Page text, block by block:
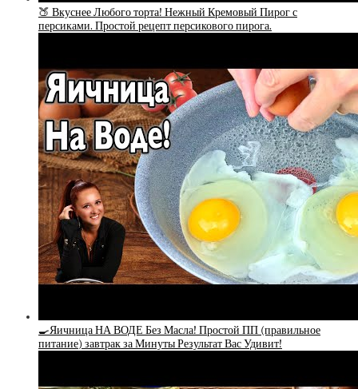
🍑 Вкуснее Любого торта! Нежный Кремовый Пирог с
персиками. Простой рецепт персикового пирога.
🍳Яичница НА ВОДЕ Без Масла! Простой ПП (правильное
питание) завтрак за Минуты Результат Вас Удивит!